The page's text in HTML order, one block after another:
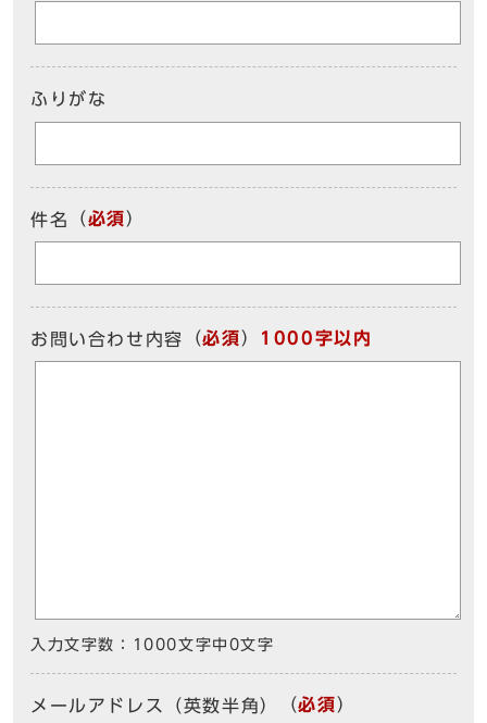
ふりがな
件名 （必須）
お問い合わせ内容 （必須） 1000字以内
入力文字数： 1000文字中 0文字
メールアドレス（英数半角） （必須）